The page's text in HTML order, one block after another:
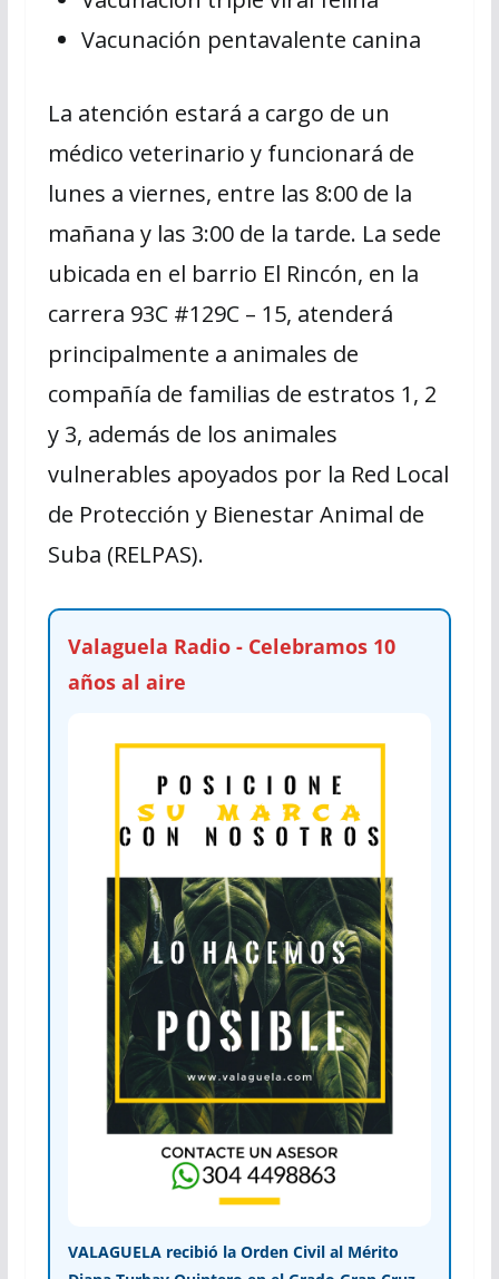
Vacunación pentavalente canina
La atención estará a cargo de un
médico veterinario y funcionará de
lunes a viernes, entre las 8:00 de la
mañana y las 3:00 de la tarde. La sede
ubicada en el barrio El Rincón, en la
carrera 93C #129C – 15, atenderá
principalmente a animales de
compañía de familias de estratos 1, 2
y 3, además de los animales
vulnerables apoyados por la Red Local
de Protección y Bienestar Animal de
Suba (RELPAS).
Valaguela Radio - Celebramos 10
años al aire
VALAGUELA recibió la Orden Civil al Mérito